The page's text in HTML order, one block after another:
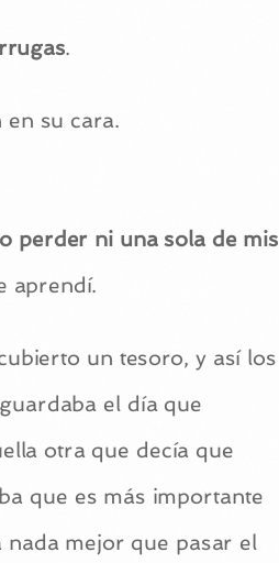
.
su cara.
perder ni una sola de mis
aprendí.
un tesoro, y así los
el día que
otra que decía que
que es más importante
mejor que pasar el